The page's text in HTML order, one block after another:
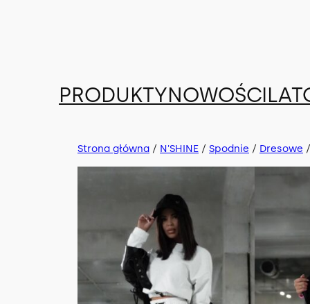
PRODUKTYNOWOŚCI
Strona główna / N'SHINE / Spodnie / Dresowe